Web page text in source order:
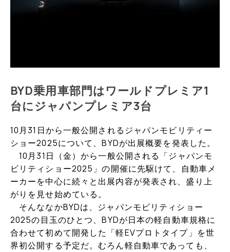
BYD乗用車部門はワールドプレミア1
台にジャパンプレミア3台
10月31日から一般公開されるジャパンモビリティー
ショー2025について、BYDが出展概要を発表した。
10月31日（金）から一般公開される「ジャパンモ
ビリティショー2025」の開催に先駆けて、自動車メ
ーカーを中心に続々と出展内容が発表され、盛り上
がりを見せ始めている。
そんななかBYDは、ジャパンモビリティショー
2025の目玉のひとつ、BYDが日本の軽自動車規格に
合わせて初めて開発した「軽EVプロトタイプ」を世
界初公開する予定だ。むろん軽自動車であっても、